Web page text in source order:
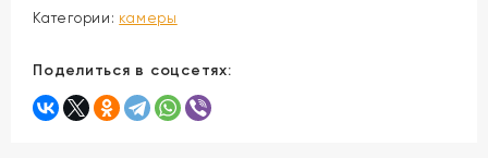
Категории: камеры
Поделиться в соцсетях: